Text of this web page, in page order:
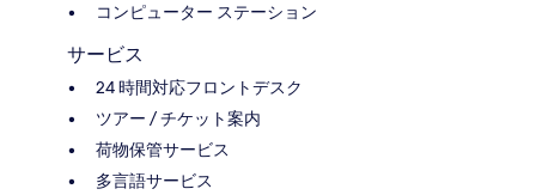
コンピューター ステーション
サービス
24 時間対応フロントデスク
ツアー / チケット案内
荷物保管サービス
多言語サービス